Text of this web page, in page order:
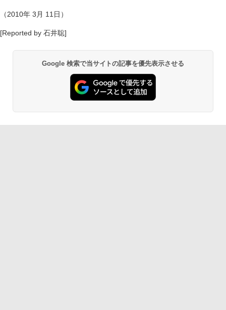
（2010年 3月 11日）
[Reported by 石井聡]
Google 検索で当サイトの記事を優先表示させる